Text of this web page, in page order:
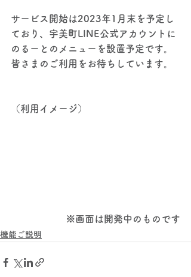
サービス開始は2023年1月末を予定し
ており、宇美町LINE公式アカウントに
のるーとのメニューを設置予定です。
皆さまのご利用をお待ちしています。
（利用イメージ）
※画面は開発中のものです
機能ご説明